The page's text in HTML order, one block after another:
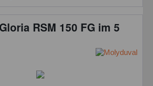
RSM 150 FG im 5